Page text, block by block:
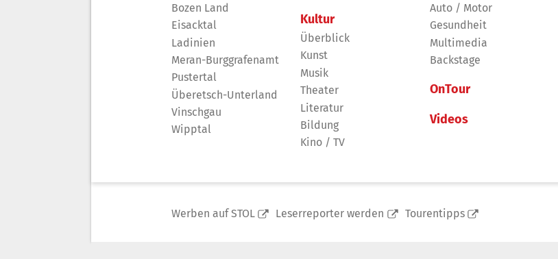
Bozen Land
Eisacktal
Ladinien
Meran-Burggrafenamt
Pustertal
Überetsch-Unterland
Vinschgau
Wipptal
Kultur
Überblick
Kunst
Musik
Theater
Literatur
Bildung
Kino / TV
Auto / Motor
Gesundheit
Multimedia
Backstage
OnTour
Videos
Werben auf STOL Leserreporter werden Tourentipps